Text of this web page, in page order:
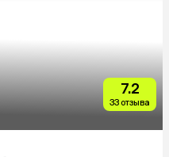
7.2
33 отзыва